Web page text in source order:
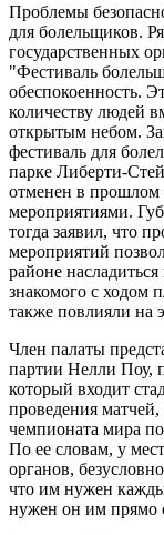
Проблемы
для болельщиков.
государственных
"Фестиваль
обеспокоенность.
количеству людей
открытым небом.
фестиваль для
парке Либерти-
отменен в прошлом
мероприятиями.
тогда заявил, что
мероприятий
районе
знакомого с ходом
также повлияли на
Член палаты
партии Нелли Поу,
который входит
проведения
чемпионата мира
По ее словам, у
органов,
что им нужен
нужен он им прямо